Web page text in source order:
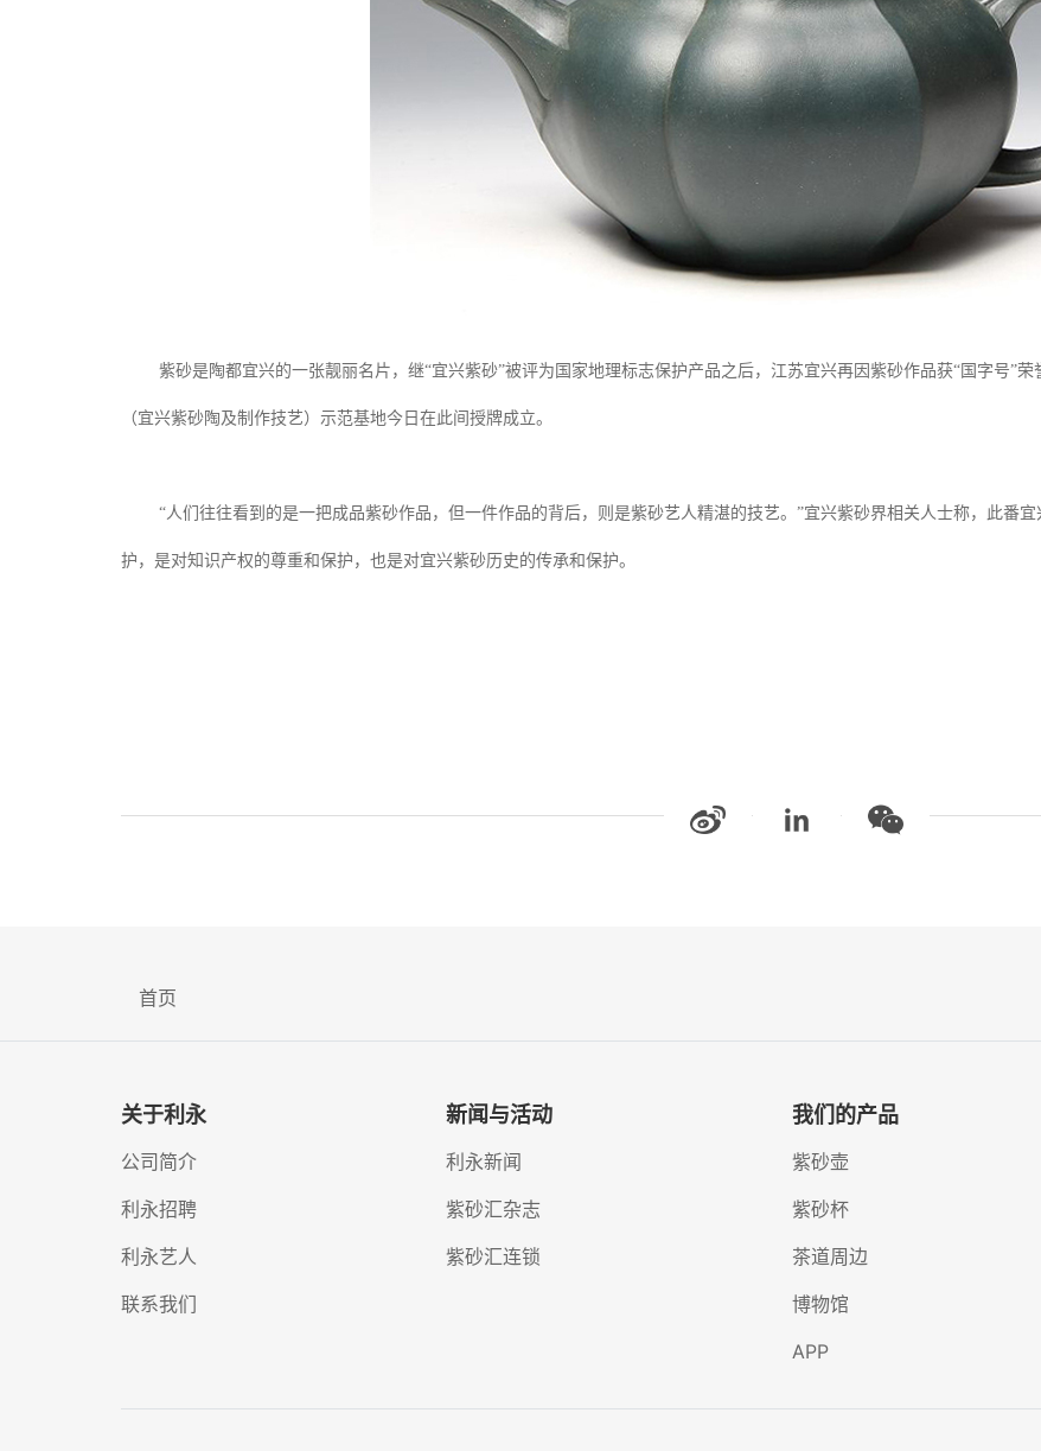
紫砂是陶都宜兴的一张靓丽名片，继“宜兴紫砂”被评为国家地理标志保护产品之后，江苏宜兴再因紫砂作品获“国字号”
（宜兴紫砂陶及制作技艺）示范基地今日在此间授牌成立。
“人们往往看到的是一把成品紫砂作品，但一件作品的背后，则是紫砂艺人精湛的技艺。”宜兴紫砂界相关人士称，此番
护，是对知识产权的尊重和保护，也是对宜兴紫砂历史的传承和保护。
首页
关于利永
公司简介
利永招聘
利永艺人
联系我们
新闻与活动
利永新闻
紫砂汇杂志
紫砂汇连锁
我们的产品
紫砂壶
紫砂杯
茶道周边
博物馆
APP